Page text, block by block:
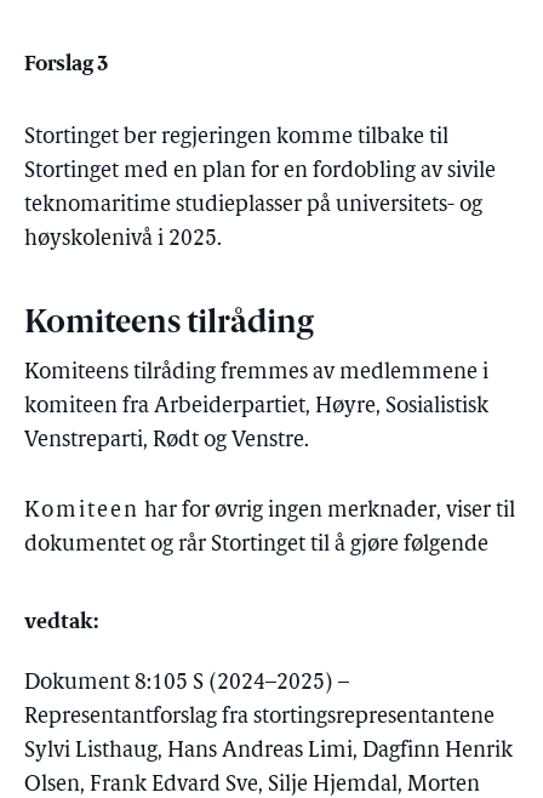
Forslag 3
Stortinget ber regjeringen komme tilbake til
Stortinget med en plan for en fordobling av sivile
teknomaritime studieplasser på universitets- og
høyskolenivå i 2025.
Komiteens tilråding
Komiteens tilråding fremmes av medlemmene i
komiteen fra Arbeiderpartiet, Høyre, Sosialistisk
Venstreparti, Rødt og Venstre.
Komiteen har for øvrig ingen merknader, viser til
dokumentet og rår Stortinget til å gjøre følgende
vedtak:
Dokument 8:105 S (2024–2025) –
Representantforslag fra stortingsrepresentantene
Sylvi Listhaug, Hans Andreas Limi, Dagfinn Henrik
Olsen, Frank Edvard Sve, Silje Hjemdal, Morten